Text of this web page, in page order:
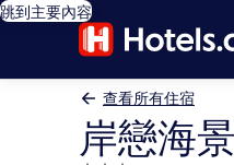
跳到主要內容
查看所有住宿
岸戀海